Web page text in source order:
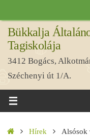
a
tartalomra
Bükkalja
Tagiskolája
3412 Bogács,
Széchenyi út 1/A.
HomeHírek Alsósok